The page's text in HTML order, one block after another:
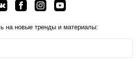
на новые тренды и материалы: